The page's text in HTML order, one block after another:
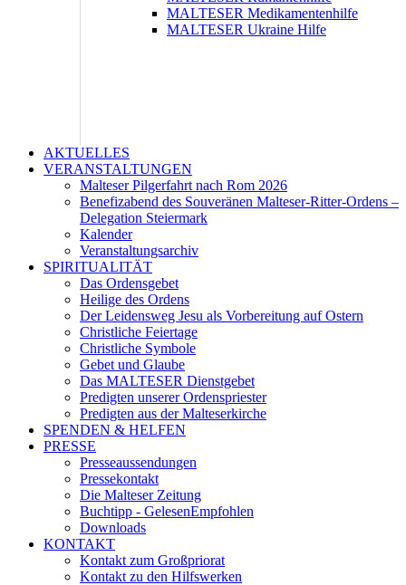
MALTESER Medikamentenhilfe
MALTESER Ukraine Hilfe
AKTUELLES
VERANSTALTUNGEN
Malteser Pilgerfahrt nach Rom 2026
Benefizabend des Souveränen Malteser-Ritter-Ordens –
Delegation Steiermark
Kalender
Veranstaltungsarchiv
SPIRITUALITÄT
Das Ordensgebet
Heilige des Ordens
Der Leidensweg Jesu als Vorbereitung auf Ostern
Christliche Feiertage
Christliche Symbole
Gebet und Glaube
Das MALTESER Dienstgebet
Predigten unserer Ordenspriester
Predigten aus der Malteserkirche
SPENDEN & HELFEN
PRESSE
Presseaussendungen
Pressekontakt
Die Malteser Zeitung
Buchtipp - GelesenEmpfohlen
Downloads
KONTAKT
Kontakt zum Großpriorat
Kontakt zu den Hilfswerken